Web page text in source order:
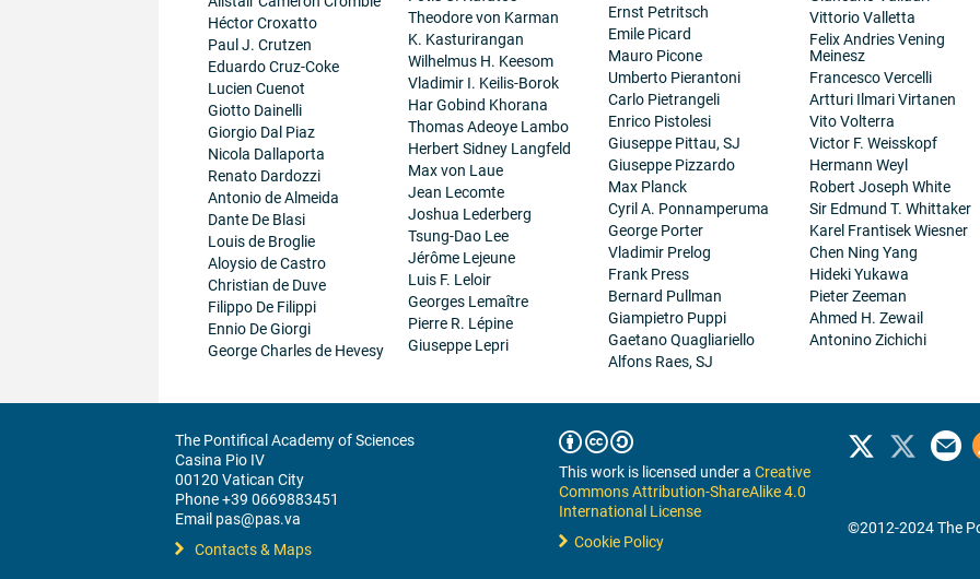
Héctor Croxatto
Paul J. Crutzen
Eduardo Cruz-Coke
Lucien Cuenot
Giotto Dainelli
Giorgio Dal Piaz
Nicola Dallaporta
Renato Dardozzi
Antonio de Almeida
Dante De Blasi
Louis de Broglie
Aloysio de Castro
Christian de Duve
Filippo De Filippi
Ennio De Giorgi
George Charles de Hevesy
Theodore von Karman
K. Kasturirangan
Wilhelmus H. Keesom
Vladimir I. Keilis-Borok
Har Gobind Khorana
Thomas Adeoye Lambo
Herbert Sidney Langfeld
Max von Laue
Jean Lecomte
Joshua Lederberg
Tsung-Dao Lee
Jérôme Lejeune
Luis F. Leloir
Georges Lemaître
Pierre R. Lépine
Giuseppe Lepri
Ernst Petritsch
Emile Picard
Mauro Picone
Umberto Pierantoni
Carlo Pietrangeli
Enrico Pistolesi
Giuseppe Pittau, SJ
Giuseppe Pizzardo
Max Planck
Cyril A. Ponnamperuma
George Porter
Vladimir Prelog
Frank Press
Bernard Pullman
Giampietro Puppi
Gaetano Quagliariello
Alfons Raes, SJ
Vittorio Valletta
Felix Andries Vening
Meinesz
Francesco Vercelli
Artturi Ilmari Virtanen
Vito Volterra
Victor F. Weisskopf
Hermann Weyl
Robert Joseph White
Sir Edmund T. Whittaker
Karel Frantisek Wiesner
Chen Ning Yang
Hideki Yukawa
Pieter Zeeman
Ahmed H. Zewail
Antonino Zichichi
The Pontifical Academy of Sciences
Casina Pio IV
00120 Vatican City
Phone +39 0669883451
Email pas@pas.va
Contacts & Maps
This work is licensed under aCreative
Commons Attribution-ShareAlike 4.0
International License
Cookie Policy
©2012-2024 The